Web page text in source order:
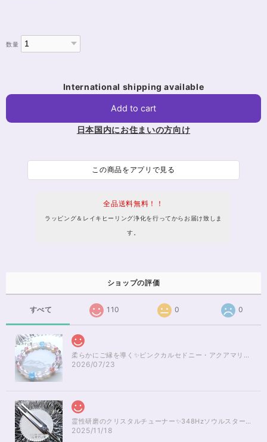
数量
International shipping available
Add to cart
日本国内にお住まいの方向け
この商品をアプリで見る
全品送料無料！！
ラッピング＆レイキヒーリング浄化を行ってからお届け致しま
す。
ショップの評価
すべて 110 0 0
柔らかにご縁を導く✨ピンクカルセドニー・アクアマリンブレスレット16cm
2026/07/23
霊性研磨のクリスタルチューナー✨348Hzソウルスターチャクラのヒーリング
2025/11/18